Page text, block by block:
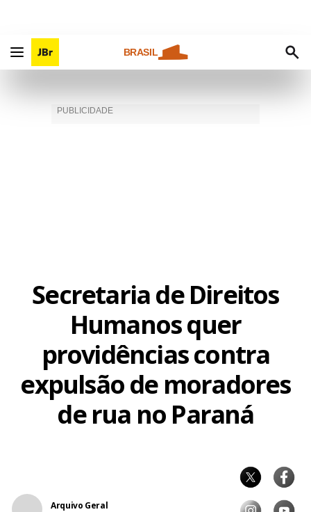
BRASIL
Secretaria de Direitos
Humanos quer
providências contra
expulsão de moradores
de rua no Paraná
Arquivo Geral